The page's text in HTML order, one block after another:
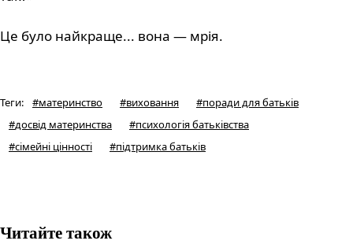
Це було найкраще... вона — мрія.
Теги: #материнство #виховання #поради для батьків
#досвід материнства #психологія батьківства
#сімейні цінності #підтримка батьків
Читайте також